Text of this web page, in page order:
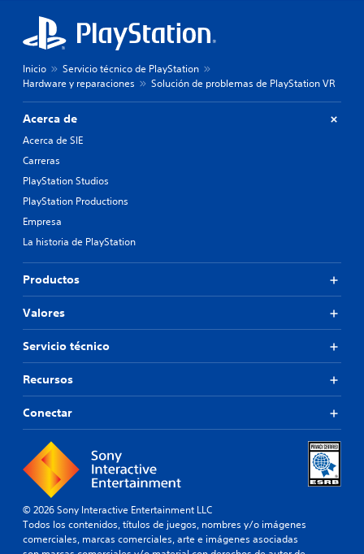
Inicio
Servicio técnico de PlayStation
Hardware y reparaciones
Solución de problemas de PlayStation VR
Acerca de
Acerca de SIE
Carreras
PlayStation Studios
PlayStation Productions
Empresa
La historia de PlayStation
Productos
Valores
Servicio técnico
Recursos
Conectar
© 2026 Sony Interactive Entertainment LLC
Todos los contenidos, títulos de juegos, nombres y/o imágenes
comerciales, marcas comerciales, arte e imágenes asociadas